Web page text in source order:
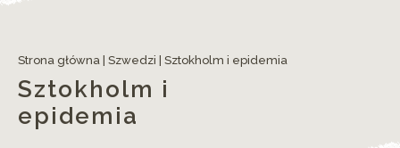
Strona główna Szwedzi Sztokholm i epidemia
Sztokholm i
epidemia